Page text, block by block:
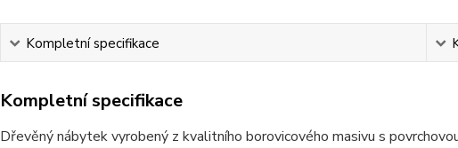
Kompletní specifikace
Kompletní specifikace
Dřevěný nábytek vyrobený z kvalitního borovicového masivu s